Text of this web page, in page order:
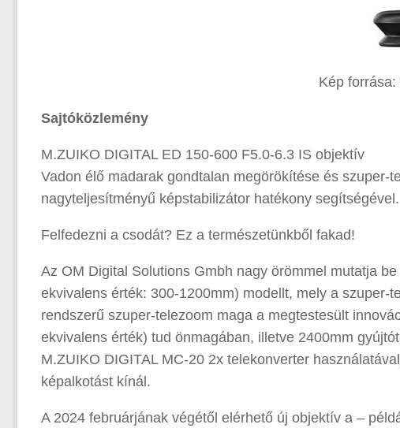
Kép
Sajtóközlemény
M.ZUIKO DIGITAL ED 150-600 F5.0-6.3 IS objektív
Vadon élő madarak gondtalan megörökítése és szuper-
nagyteljesítményű képstabilizátor hatékony segítségével.
Felfedezni a csodát? Ez a természetünkből fakad!
Az OM Digital Solutions Gmbh nagy örömmel mutatja
ekvivalens érték: 300-1200mm) modellt, mely a
rendszerű szuper-telezoom maga a megtestesült
ekvivalens érték) tud önmagában, illetve 2400mm
M.ZUIKO DIGITAL MC-20 2x telekonverter
képalkotást kínál.
A 2024 februárjának végétől elérhető új objektív a –